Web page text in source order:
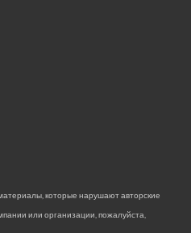
которые нарушают авторские
или организации, пожалуйста,